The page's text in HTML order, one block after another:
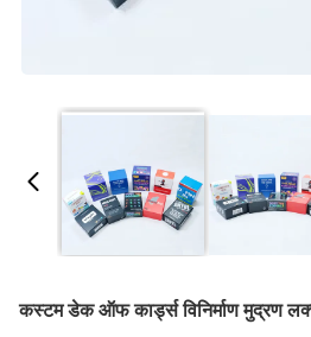
कस्टम डेक ऑफ कार्ड्स विनिर्माण मुद्रण